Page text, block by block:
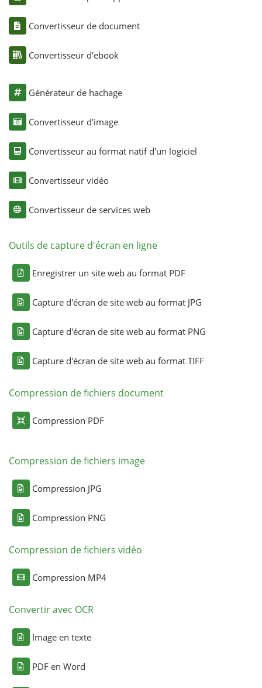
Convertisseur de document
Convertisseur d'ebook
Générateur de hachage
Convertisseur d'image
Convertisseur au format natif d'un logiciel
Convertisseur vidéo
Convertisseur de services web
Outils de capture d'écran en ligne
Enregistrer un site web au format PDF
Capture d'écran de site web au format JPG
Capture d'écran de site web au format PNG
Capture d'écran de site web au format TIFF
Compression de fichiers document
Compression PDF
Compression de fichiers image
Compression JPG
Compression PNG
Compression de fichiers vidéo
Compression MP4
Convertir avec OCR
Image en texte
PDF en Word